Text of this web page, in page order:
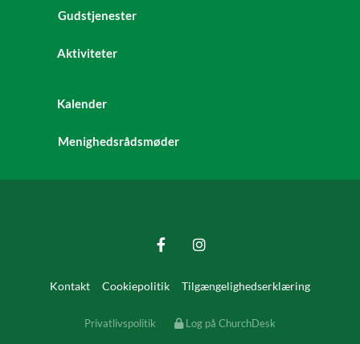
Gudstjenester
Aktiviteter
Kalender
Menighedsrådsmøder
Kontakt Cookiepolitik Tilgængelighedserklæring
Privatlivspolitik Log på ChurchDesk